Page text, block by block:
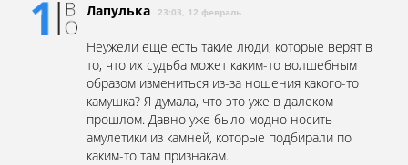
Лапулька 23:03, 12 февраль
Неужели еще есть такие люди, которые верят в
то, что их судьба может каким-то волшебным
образом измениться из-за ношения какого-то
камушка? Я думала, что это уже в далеком
прошлом. Давно уже было модно носить
амулетики из камней, которые подбирали по
каким-то там признакам.